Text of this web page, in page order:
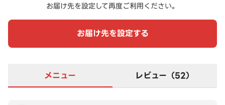
お届け先を設定して再度ご利用ください。
お届け先を設定する
メニュー レビュー（52）